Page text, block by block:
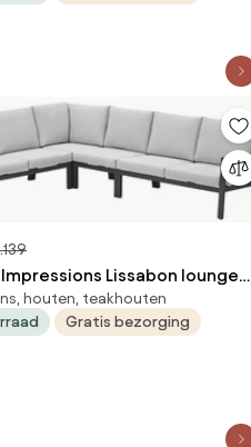
Lissabon lounge
R 4-delig - valley sand
houten, teakhouten
Gratis bezorging